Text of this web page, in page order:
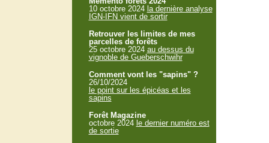
10 octobre 2024 la dernière analyse
IGN-IFN vient de sortir
Retrouver les limites de mes
parcelles de forêts
25 octobre 2024 au dessus du
vignoble de Gueberschwihr
Comment vont les "sapins" ?
26/10/2024
le point sur les épicéas et les
sapins
Forêt Magazine
octobre 2024 le dernier numéro est
de sortie